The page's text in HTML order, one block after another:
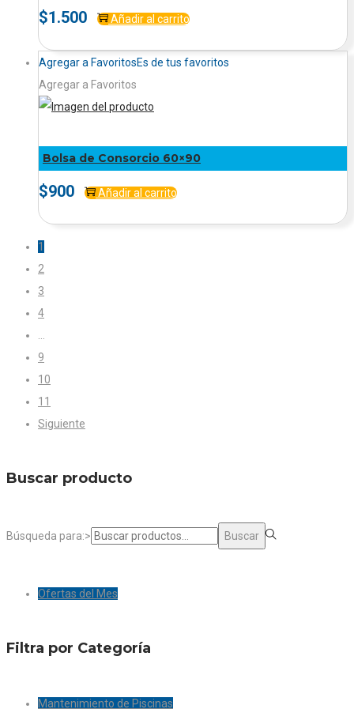
$1.500 Añadir al carrito
Agregar a FavoritosEs de tus favoritos
Agregar a Favoritos
Bolsa de Consorcio 60×90
$900 Añadir al carrito
1
2
3
4
9
10
11
Siguiente
Buscar producto
Búsqueda para:> Buscar
Ofertas del Mes
Filtra por Categoría
Mantenimiento de Piscinas